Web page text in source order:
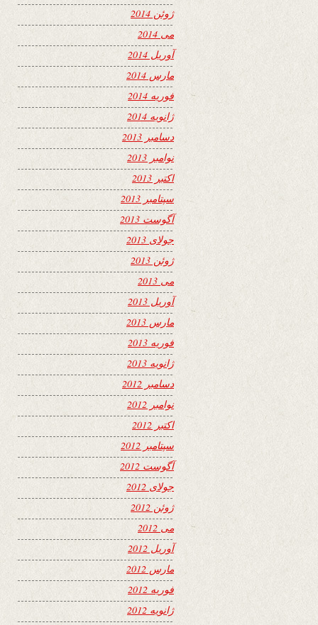
ژوئن 2014
می 2014
آوریل 2014
مارس 2014
فوریه 2014
ژانویه 2014
دسامبر 2013
نوامبر 2013
اکتبر 2013
سپتامبر 2013
آگوست 2013
جولای 2013
ژوئن 2013
می 2013
آوریل 2013
مارس 2013
فوریه 2013
ژانویه 2013
دسامبر 2012
نوامبر 2012
اکتبر 2012
سپتامبر 2012
آگوست 2012
جولای 2012
ژوئن 2012
می 2012
آوریل 2012
مارس 2012
فوریه 2012
ژانویه 2012